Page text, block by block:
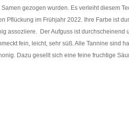
gezogen wurden. Es verleiht diesem
Pflückung im Frühjahr 2022. Ihre Farbe ist
assoziiere. Der Aufguss ist durchscheinend
fein, leicht, sehr süß. Alle Tannine sind
Dazu gesellt sich eine feine fruchtige